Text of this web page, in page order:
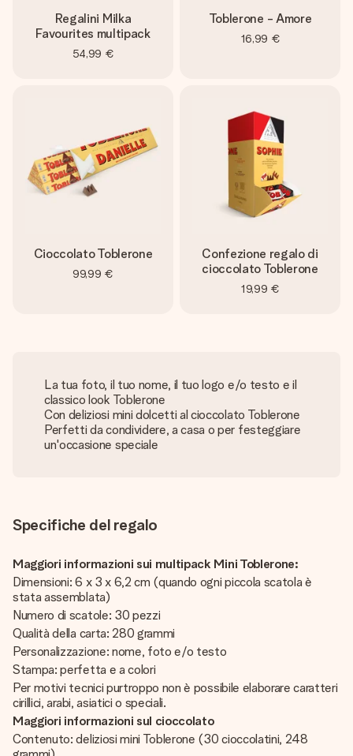
Regalini Milka
Favourites multipack
54,99 €
Toblerone - Amore
16,99 €
Cioccolato Toblerone
99,99 €
Confezione regalo di
cioccolato Toblerone
19,99 €
La tua foto, il tuo nome, il tuo logo e/o testo e il
classico look Toblerone
Con deliziosi mini dolcetti al cioccolato Toblerone
Perfetti da condividere, a casa o per festeggiare
un'occasione speciale
Specifiche del regalo
Maggiori informazioni sui multipack Mini Toblerone:
Dimensioni: 6 x 3 x 6,2 cm (quando ogni piccola scatola è
stata assemblata)
Numero di scatole: 30 pezzi
Qualità della carta: 280 grammi
Personalizzazione: nome, foto e/o testo
Stampa: perfetta e a colori
Per motivi tecnici purtroppo non è possibile elaborare caratteri
cirillici, arabi, asiatici o speciali.
Maggiori informazioni sul cioccolato
Contenuto: deliziosi mini Toblerone (30 cioccolatini, 248